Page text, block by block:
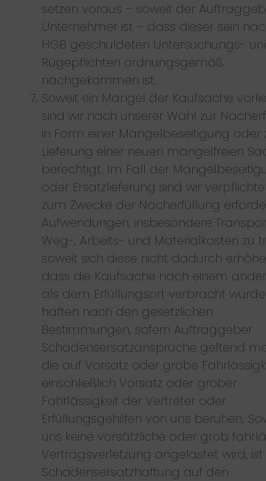
setzen voraus – soweit der
Unternehmer ist – dass dieser sein
HGB geschuldeten Untersuchungs-
Rügepflichten ordnungsgemäß
nachgekommen ist.
Soweit ein Mangel der Kaufsache
sind wir nach unserer Wahl zur
in Form einer Mangelbeseitigung oder
Lieferung einer neuen mangelfreien
berechtigt. Im Fall der
oder Ersatzlieferung sind wir
zum Zwecke der Nacherfüllung
Aufwendungen, insbesondere
Weg-, Arbeits- und Materialkosten zu
soweit sich diese nicht dadurch
dass die Kaufsache nach einem
als dem Erfüllungsort verbracht
haften nach den gesetzlichen
Bestimmungen, sofern Auftraggeber
Schadensersatzansprüche geltend
die auf Vorsatz oder grobe
einschließlich Vorsatz oder grober
Fahrlässigkeit der Vertreter oder
Erfüllungsgehilfen von uns beruhen.
uns keine vorsätzliche oder grob
Vertragsverletzung angelastet wird,
Schadensersatzhaftung auf den